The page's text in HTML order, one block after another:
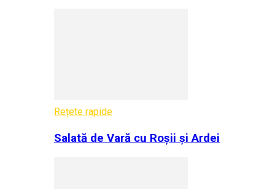
Rețete rapide
Salată de Vară cu Roșii și Ardei